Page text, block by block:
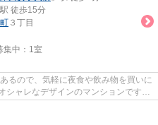
駅 徒歩15分
３丁目
中： 1室
るので、気軽に夜食や飲み物を買いに
シャレなデザインのマンションです！